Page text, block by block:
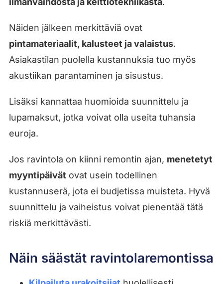
Näiden jälkeen merkittäviä ovat
pintamateriaalit, kalusteet ja valaistus.
Asiakastilan puolella kustannuksia tuo myös
akustiikan parantaminen ja sisustus.
Lisäksi kannattaa huomioida suunnittelu ja
lupamaksut, jotka voivat olla useita tuhansia
euroja.
Jos ravintola on kiinni remontin ajan, menetetyt
myyntipäivät ovat usein todellinen
kustannuserä, jota ei budjetissa muisteta. Hyvä
suunnittelu ja vaiheistus voivat pienentää tätä
riskiä merkittävästi.
Näin säästät ravintolaremontissa